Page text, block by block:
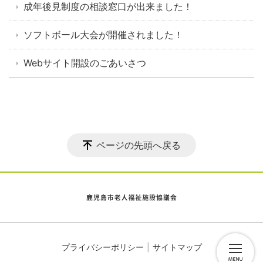
成年後見制度の相談窓口が出来ました！
ソフトボール大会が開催されました！
Webサイト開設のごあいさつ
ページの先頭へ戻る
プライバシーポリシー サイトマップ